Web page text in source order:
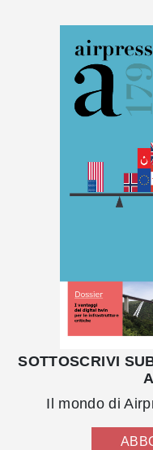
SOTTOSCRIVI
Il mondo di